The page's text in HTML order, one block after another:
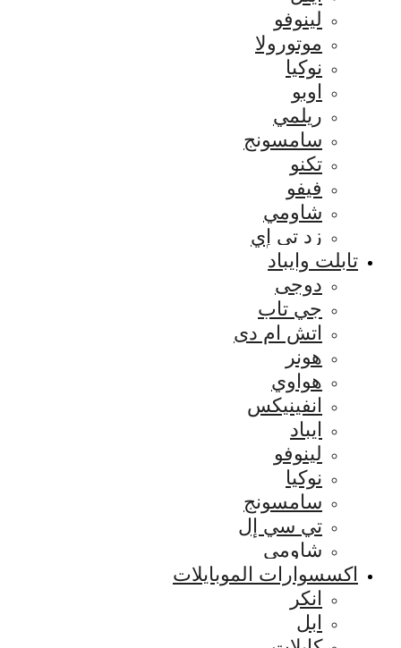
لينوفو
موتورولا
نوكيا
اوبو
ريلمي
سامسونج
تكنو
فيفو
شاومي
زد تي إي
تابلت وايباد
دوجى
جي تاب
اتش ام دى
هونر
هواوي
انفينيكس
ايباد
لينوفو
نوكيا
سامسونج
تي سي إل
شاومي
اكسسوارات الموبايلات
انكر
ابل